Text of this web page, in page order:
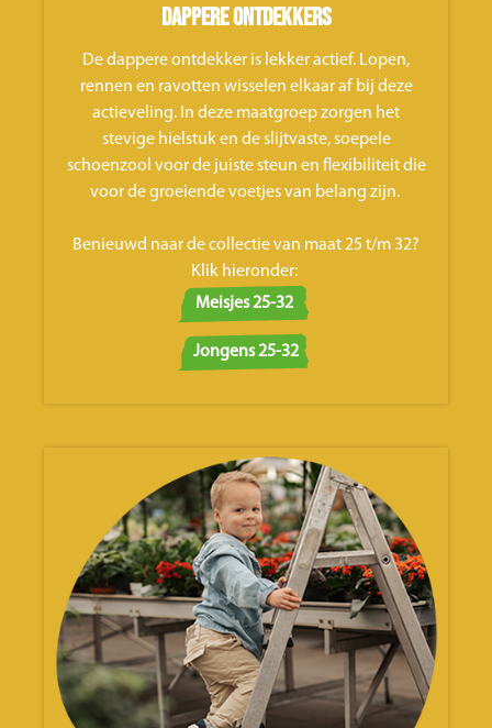
Dappere ontdekkers
De dappere ontdekker is lekker actief. Lopen,
rennen en ravotten wisselen elkaar af bij deze
actieveling. In deze maatgroep zorgen het
stevige hielstuk en de slijtvaste, soepele
schoenzool voor de juiste steun en flexibiliteit die
voor de groeiende voetjes van belang zijn.
Benieuwd naar de collectie van maat 25 t/m 32?
Klik hieronder:
Meisjes 25-32
Jongens 25-32